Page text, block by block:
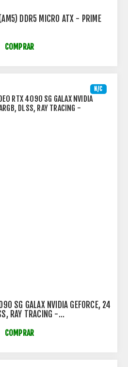
DDR5 MICRO ATX - PRIME
COMPRAR
N/C
SG GALAX NVIDIA GEFORCE, 24
RAY TRACING -
COMPRAR